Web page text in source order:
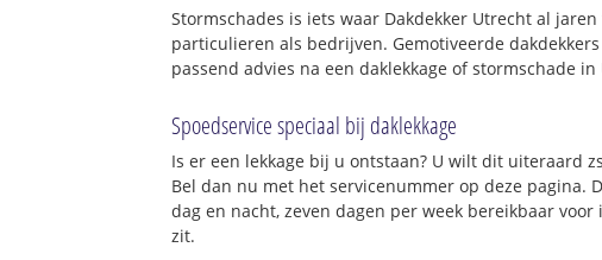
Stormschades is iets waar Dakdekker Utrecht al
particulieren als bedrijven. Gemotiveerde
passend advies na een daklekkage of stormschade in
Spoedservice speciaal bij daklekkage
Is er een lekkage bij u ontstaan? U wilt dit uiteraard
Bel dan nu met het servicenummer op deze pagina.
dag en nacht, zeven dagen per week bereikbaar
zit.